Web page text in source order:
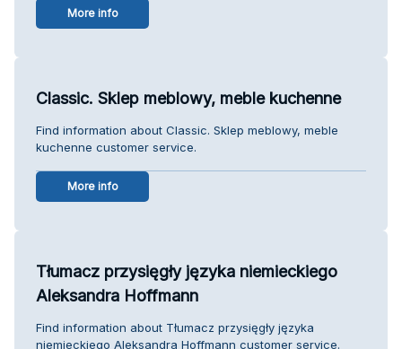
More info
Classic. Sklep meblowy, meble kuchenne
Find information about Classic. Sklep meblowy, meble
kuchenne customer service.
More info
Tłumacz przysięgły języka niemieckiego
Aleksandra Hoffmann
Find information about Tłumacz przysięgły języka
niemieckiego Aleksandra Hoffmann customer service.